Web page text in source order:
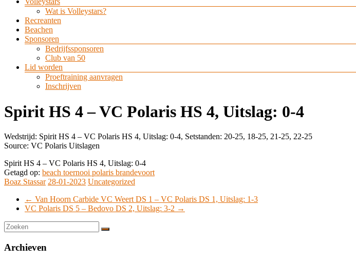
Wat is Volleystars?
Recreanten
Beachen
Sponsoren
Bedrijfssponsoren
Club van 50
Lid worden
Proeftraining aanvragen
Inschrijven
Spirit HS 4 – VC Polaris HS 4, Uitslag: 0-4
Wedstrijd: Spirit HS 4 – VC Polaris HS 4, Uitslag: 0-4, Setstanden: 20-25, 18-25, 21-25, 22-25
Source: VC Polaris Uitslagen
Spirit HS 4 – VC Polaris HS 4, Uitslag: 0-4
Getagd op: beach toernooi polaris brandevoort
Boaz Stassar 28-01-2023 Uncategorized
← Van Hoorn Carbide VC Weert DS 1 – VC Polaris DS 1, Uitslag: 1-3
VC Polaris DS 5 – Bedovo DS 2, Uitslag: 3-2 →
Archieven